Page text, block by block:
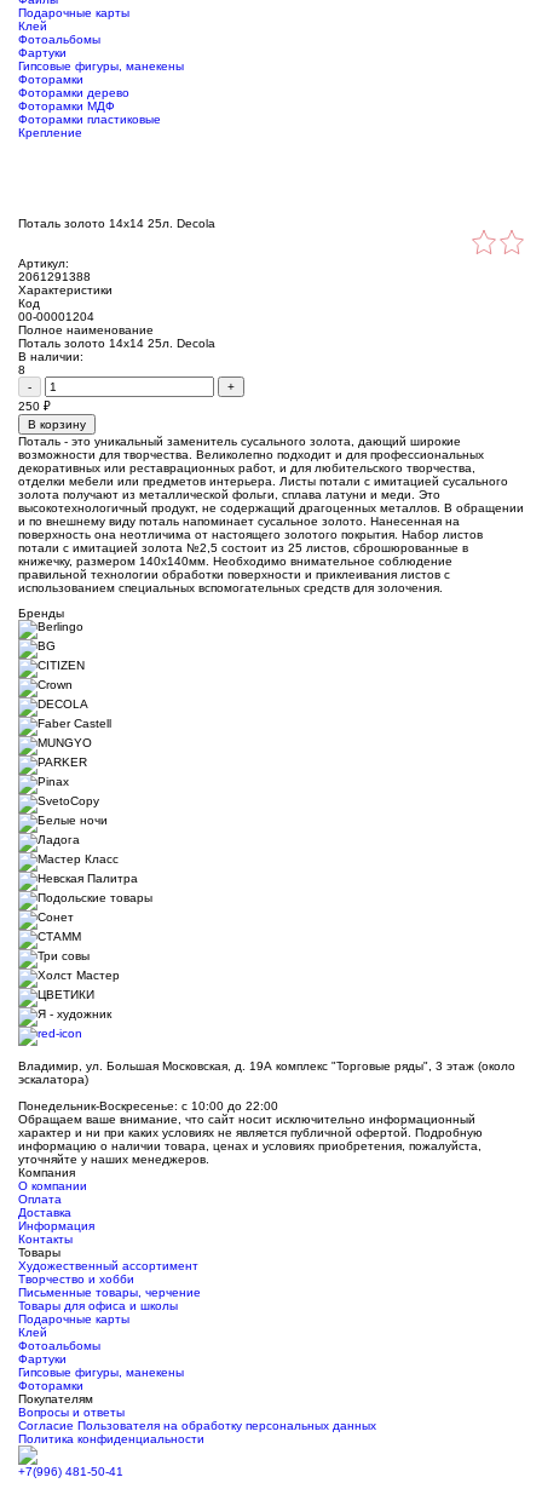
Подарочные карты
Клей
Фотоальбомы
Фартуки
Гипсовые фигуры, манекены
Фоторамки
Фоторамки дерево
Фоторамки МДФ
Фоторамки пластиковые
Крепление
Поталь золото 14х14 25л. Decola
Артикул:
2061291388
Характеристики
Код
00-00001204
Полное наименование
Поталь золото 14х14 25л. Decola
В наличии:
8
-
+
250 ₽
В корзину
Поталь - это уникальный заменитель сусального золота, дающий широкие
возможности для творчества. Великолепно подходит и для профессиональных
декоративных или реставрационных работ, и для любительского творчества,
отделки мебели или предметов интерьера. Листы потали с имитацией сусального
золота получают из металлической фольги, сплава латуни и меди. Это
высокотехнологичный продукт, не содержащий драгоценных металлов. В обращении
и по внешнему виду поталь напоминает сусальное золото. Нанесенная на
поверхность она неотличима от настоящего золотого покрытия. Набор листов
потали с имитацией золота №2,5 состоит из 25 листов, сброшюрованные в
книжечку, размером 140х140мм. Необходимо внимательное соблюдение
правильной технологии обработки поверхности и приклеивания листов с
использованием специальных вспомогательных средств для золочения.
Бренды
Владимир, ул. Большая Московская, д. 19А комплекс "Торговые ряды", 3 этаж (около
эскалатора)
Понедельник-Воскресенье: с 10:00 до 22:00
Обращаем ваше внимание, что сайт носит исключительно информационный
характер и ни при каких условиях не является публичной офертой. Подробную
информацию о наличии товара, ценах и условиях приобретения, пожалуйста,
уточняйте у наших менеджеров.
Компания
О компании
Оплата
Доставка
Информация
Контакты
Товары
Художественный ассортимент
Творчество и хобби
Письменные товары, черчение
Товары для офиса и школы
Подарочные карты
Клей
Фотоальбомы
Фартуки
Гипсовые фигуры, манекены
Фоторамки
Покупателям
Вопросы и ответы
Согласие Пользователя на обработку персональных данных
Политика конфиденциальности
+7(996) 481-50-41